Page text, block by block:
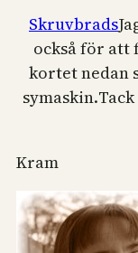
Skruvbrads
också för att
kortet nedan
symaskin.
Kram